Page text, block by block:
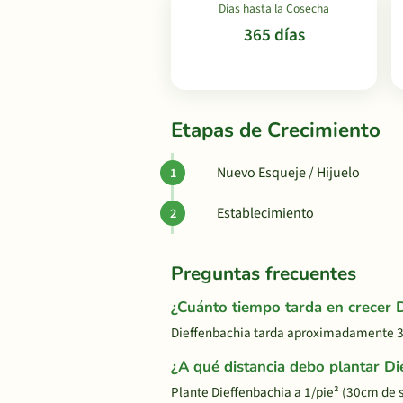
Días hasta la Cosecha
365 días
Etapas de Crecimiento
Nuevo Esqueje / Hijuelo
Establecimiento
Preguntas frecuentes
¿Cuánto tiempo tarda en crecer
Dieffenbachia tarda aproximadamente
¿A qué distancia debo plantar
Plante Dieffenbachia a 1/pie² (30cm